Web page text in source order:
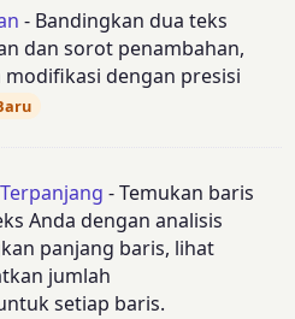
- Bandingkan dua teks
dan sorot penambahan,
dengan presisi
- Temukan baris
Anda dengan analisis
panjang baris, lihat
jumlah
setiap baris.